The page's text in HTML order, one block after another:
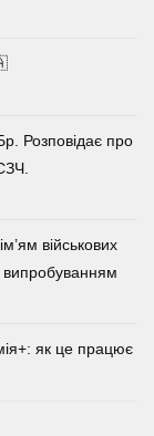
Розповідає про
військових
випробуванням
як це працює